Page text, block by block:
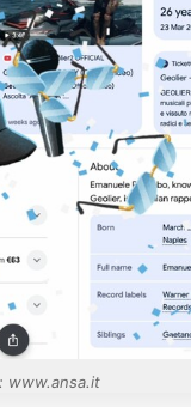
www.ansa.it